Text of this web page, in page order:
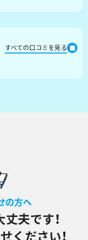
すべての口コミを見る
の方へ
夫です！
ください！